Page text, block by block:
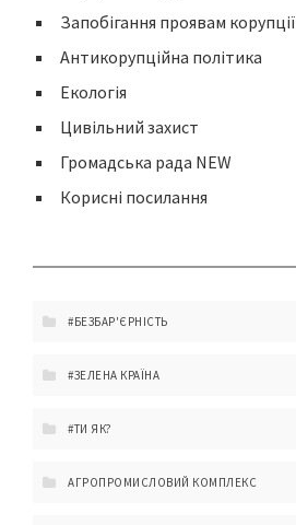
Запобігання проявам корупції
Антикорупційна політика
Екологія
Цивільний захист
Громадська рада NEW
Корисні посилання
#БЕЗБАР'ЄРНІСТЬ
#ЗЕЛЕНА КРАЇНА
#ТИ ЯК?
АГРОПРОМИСЛОВИЙ КОМПЛЕКС